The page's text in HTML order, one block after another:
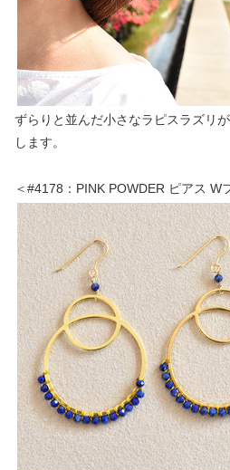
ずらりと並んだ小さなラピスラズリ
します。
＜#4178：PINK POWDER ピアス W